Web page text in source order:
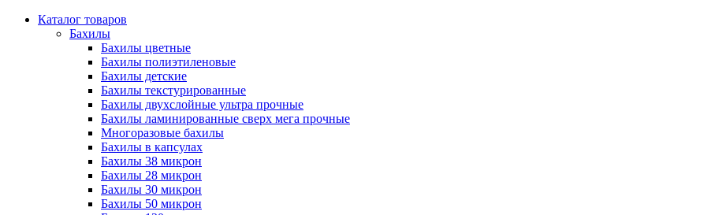
Каталог товаров
Бахилы
Бахилы цветные
Бахилы полиэтиленовые
Бахилы детские
Бахилы текстурированные
Бахилы двухслойные ультра прочные
Бахилы ламинированные сверх мега прочные
Многоразовые бахилы
Бахилы в капсулах
Бахилы 38 микрон
Бахилы 28 микрон
Бахилы 30 микрон
Бахилы 50 микрон